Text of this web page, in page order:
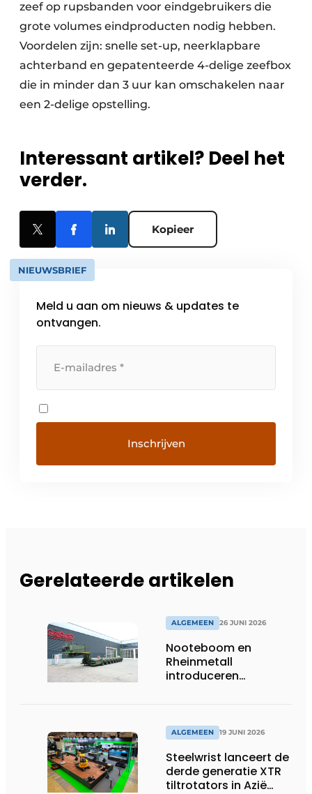
zeef op rupsbanden voor eindgebruikers die
grote volumes eindproducten nodig hebben.
Voordelen zijn: snelle set-up, neerklapbare
achterband en gepatenteerde 4-delige zeefbox
die in minder dan 3 uur kan omschakelen naar
een 2-delige opstelling.
Interessant artikel? Deel het
verder.
Kopieer
NIEUWSBRIEF
Meld u aan om nieuws & updates te
ontvangen.
Gerelateerde artikelen
ALGEMEEN 26 JUNI 2026
Nooteboom en
Rheinmetall
introduceren
ALGEMEEN 19 JUNI 2026
Steelwrist lanceert de
derde generatie XTR
tiltrotators in Azië